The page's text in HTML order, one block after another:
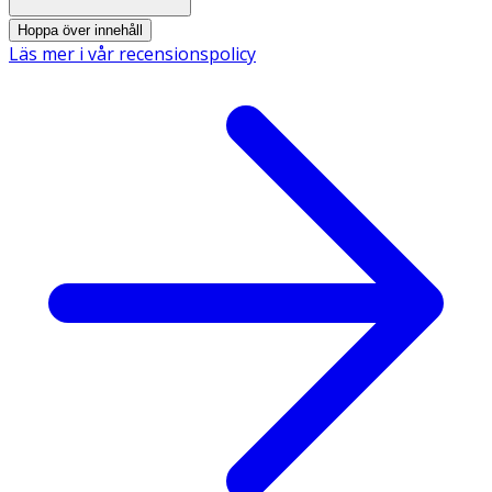
Hoppa över innehåll
Läs mer i vår recensionspolicy